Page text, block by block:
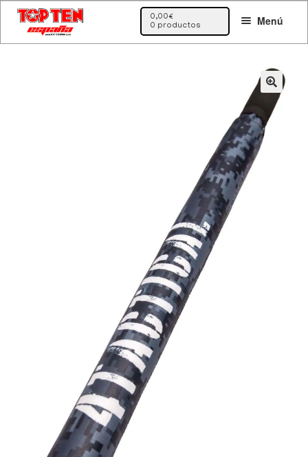
Ir
a
la
Ir
al
contenido
Menú
0,00€
0 productos
🔍